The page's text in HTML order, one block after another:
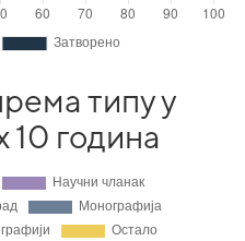
типу у
година